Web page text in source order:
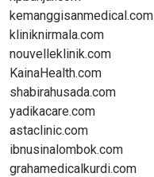
kemanggisanmedical.com
kliniknirmala.com
nouvelleklinik.com
KainaHealth.com
shabirahusada.com
yadikacare.com
astaclinic.com
ibnusinalombok.com
grahamedicalkurdi.com